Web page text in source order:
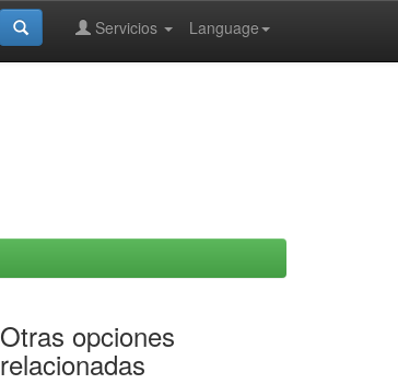
Language
Servicios
Otras opciones
relacionadas